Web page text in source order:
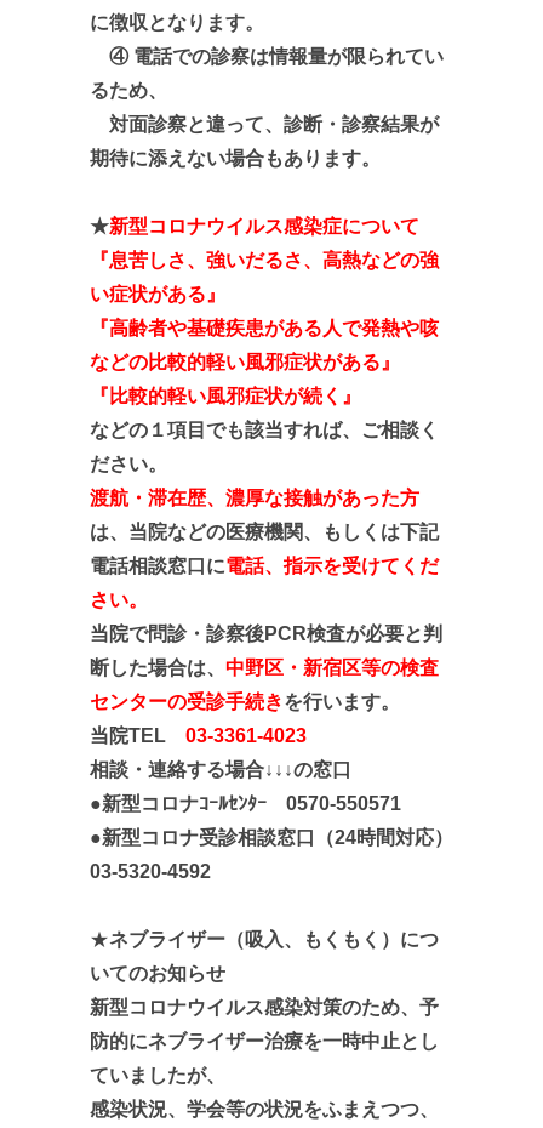
に徴収となります。
④ 電話での診察は情報量が限られてい
るため、
対面診察と違って、診断・診察結果が
期待に添えない場合もあります。
★新型コロナウイルス感染症について
『息苦しさ、強いだるさ、高熱などの強
い症状がある』
『高齢者や基礎疾患がある人で発熱や咳
などの比較的軽い風邪症状がある』
『比較的軽い風邪症状が続く』
などの１項目でも該当すれば、ご相談く
ださい。
渡航・滞在歴、 濃厚な接触があった方
は、当院などの医療機関、もしくは下記
電話相談窓口に電話、指示を受けてくだ
さい。
当院で問診・診察後PCR検査が必要と判
断した場合は、 中野区・新宿区等の検査
センターの受診手続きを行います。
当院TEL 03-3361-4023
相談・連絡する場合↓↓↓の窓口
●新型コロナｺｰﾙｾﾝﾀｰ 0570-550571
●新型コロナ受診相談窓口（24時間対応）
03-5320-4592
★ネブライザー（吸入、もくもく）につ
いてのお知らせ
新型コロナウイルス感染対策のため、予
防的にネブライザー治療を一時中止とし
ていましたが、
感染状況、学会等の状況をふまえつつ、